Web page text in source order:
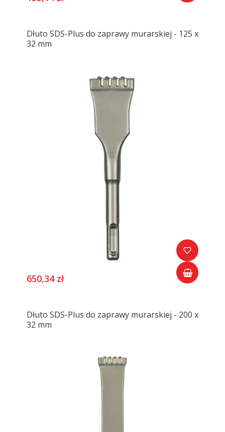
Dłuto SDS-Plus do zaprawy murarskiej - 125 x
32 mm
650,34 zł
Dłuto SDS-Plus do zaprawy murarskiej - 200 x
32 mm